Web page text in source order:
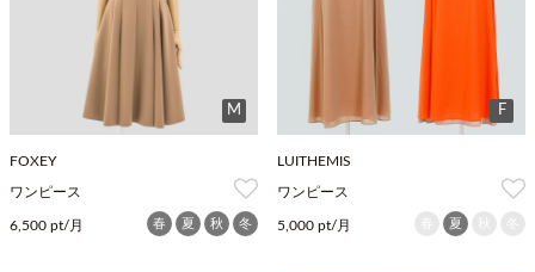
M
FOXEY
ワンピース
6,500 pt/月 春 夏 秋 冬
F
LUITHEMIS
ワンピース
5,000 pt/月 夏